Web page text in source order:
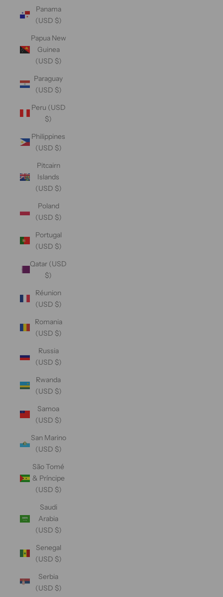
Panama
(USD $)
Papua New
Guinea
(USD $)
Paraguay
(USD $)
Peru (USD
$)
Philippines
(USD $)
Pitcairn
Islands
(USD $)
Poland
(USD $)
Portugal
(USD $)
Qatar (USD
$)
Réunion
(USD $)
Romania
(USD $)
Russia
(USD $)
Rwanda
(USD $)
Samoa
(USD $)
San Marino
(USD $)
São Tomé
& Príncipe
(USD $)
Saudi
Arabia
(USD $)
Senegal
(USD $)
Serbia
(USD $)